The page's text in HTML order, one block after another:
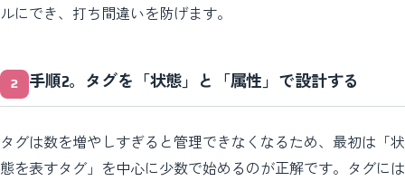
ルにでき、打ち間違いを防げます。
手順2。タグを「状態」と「属性」で設計する
タグは数を増やしすぎると管理できなくなるため、最初は「状
態を表すタグ」を中心に少数で始めるのが正解です。タグには